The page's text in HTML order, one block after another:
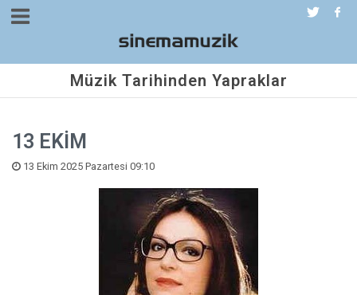
Müzik Tarihinden Yapraklar
13 EKİM
13 Ekim 2025 Pazartesi 09:10